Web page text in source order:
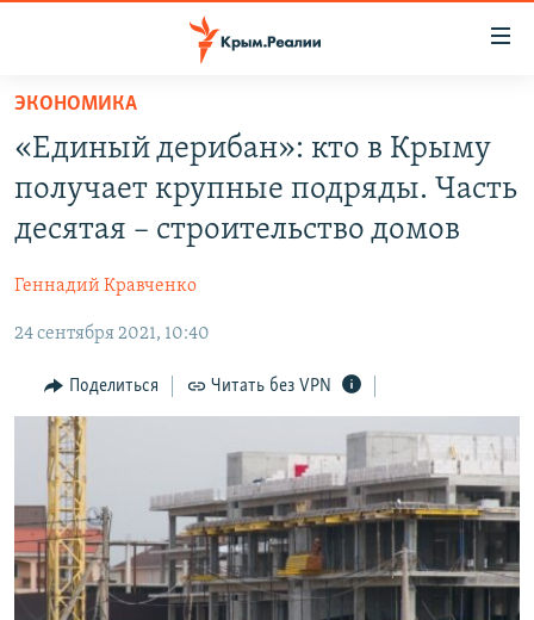
Вернуться
основному
содержанию
Вернутся
главной
Вернутся
поиску
СПЕЦПРОЕКТЫ
11 ЛЕТ ОККУПАЦИИ КРЫМА. 11 ИСТОРИЙ СОПРОТИВЛЕНИЯ
ВОДА
ЕЩЕ
ИНТЕРАКТИВ
ИНФОГРАФИКА
ТЕЛЕПРОЕКТ КРЫМ.РЕАЛИИ
СОВЕТЫ ПРАВОЗАЩИТНИКОВ
ПРОПАВШИЕ БЕЗ ВЕСТИ
ПОБЕДИТЕЛЕЙ НЕ СУДЯТ?
КРЫМ.НЕПОКОРЕННЫЙ
РАДІО СВОБОДА
КАК ОБОЙТИ БЛОКИРОВКУ
Українською
Qırımtatar
ПРИСОЕДИНЯЙТЕСЬ!
ЭКОНОМИКА
«Единый дерибан»: кто в Крыму
получает крупные подряды. Часть
десятая – строительство домов
Геннадий Кравченко
24 сентября 2021, 10:40
Поделиться Читать без VPN